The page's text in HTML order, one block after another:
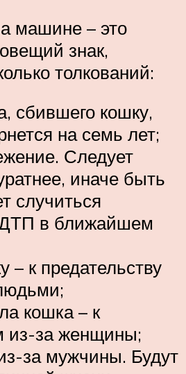
машине – это
знак,
толкований:
сбившего кошку,
на семь лет;
Следует
иначе быть
случиться
ДТП в ближайшем
– к предательству
кошка – к
из-за женщины;
за мужчины. Будут